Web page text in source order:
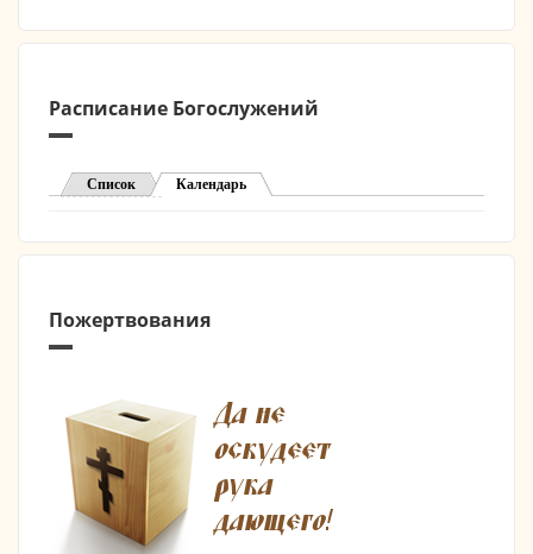
Расписание Богослужений
Список Календарь (активная вкладка)
Пожертвования